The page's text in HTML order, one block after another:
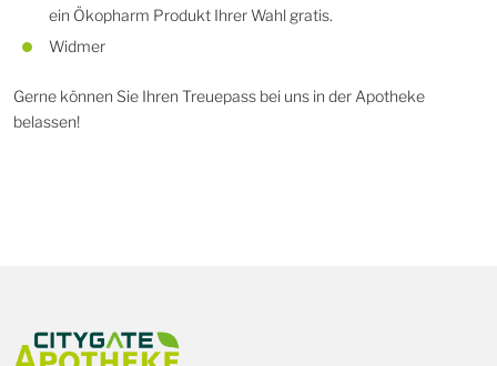
ein Ökopharm Produkt Ihrer Wahl gratis.
Widmer
Gerne können Sie Ihren Treuepass bei uns in der Apotheke
belassen!